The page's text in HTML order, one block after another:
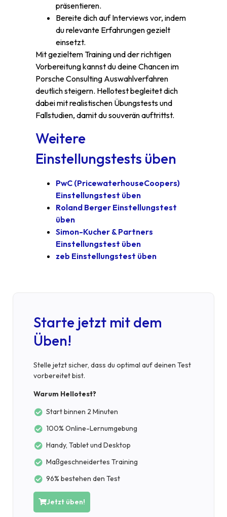
präsentieren.
Bereite dich auf Interviews vor, indem
du relevante Erfahrungen gezielt
einsetzt.
Mit gezieltem Training und der richtigen
Vorbereitung kannst du deine Chancen im
Porsche Consulting Auswahlverfahren
deutlich steigern. Hellotest begleitet dich
dabei mit realistischen Übungstests und
Fallstudien, damit du souverän auftrittst.
Weitere
Einstellungstests üben
PwC (PricewaterhouseCoopers)
Einstellungstest üben
Roland Berger Einstellungstest
üben
Simon-Kucher & Partners
Einstellungstest üben
zeb Einstellungstest üben
Starte jetzt mit dem
Üben!
Stelle jetzt sicher, dass du optimal auf deinen Test
vorbereitet bist.
Warum Hellotest?
Start binnen 2 Minuten
100% Online-Lernumgebung
Handy, Tablet und Desktop
Maßgeschneidertes Training
96% bestehen den Test
Jetzt üben!